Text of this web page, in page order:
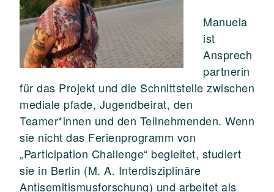
Manuela
ist
Ansprech
partnerin
für das Projekt und die Schnittstelle zwischen
mediale pfade, Jugendbeirat, den
Teamer*innen und den Teilnehmenden. Wenn
sie nicht das Ferienprogramm von
„Participation Challenge“ begleitet, studiert
sie in Berlin (M. A. Interdisziplinäre
Antisemitismusforschung) und arbeitet als